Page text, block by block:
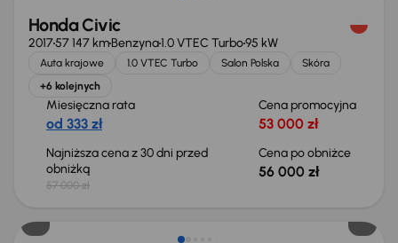
Honda Civic
201757 147 kmBenzyna1.0 VTEC Turbo95 kW
Auta krajowe 1.0 VTEC Turbo Salon Polska
Skóra
+6 kolejnych
Miesięczna rata
od 333 zł
Cena promocyjna
53 000 zł
Najniższa cena z 30 dni przed
obniżką
57 000 zł
Cena po obniżce
56 000 zł